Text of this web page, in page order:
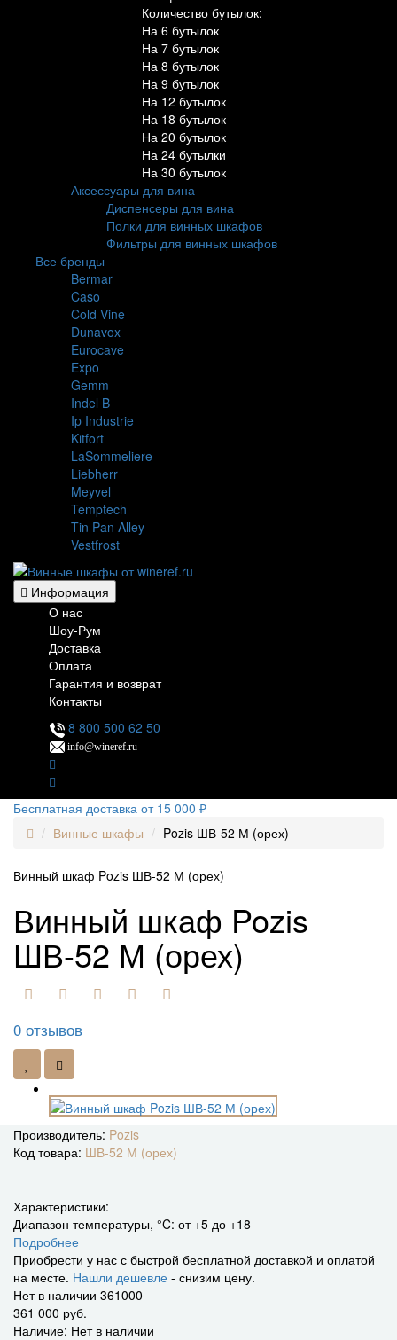
Количество бутылок:
На 6 бутылок
На 7 бутылок
На 8 бутылок
На 9 бутылок
На 12 бутылок
На 18 бутылок
На 20 бутылок
На 24 бутылки
На 30 бутылок
Аксессуары для вина
Диспенсеры для вина
Полки для винных шкафов
Фильтры для винных шкафов
Все бренды
Bermar
Caso
Cold Vine
Dunavox
Eurocave
Expo
Gemm
Indel B
Ip Industrie
Kitfort
LaSommeliere
Liebherr
Meyvel
Temptech
Tin Pan Alley
Vestfrost
Информация
О нас
Шоу-Рум
Доставка
Оплата
Гарантия и возврат
Контакты
8 800 500 62 50
info@wineref.ru
Бесплатная доставка от 15 000 ₽
Винные шкафы
Pozis ШВ-52 М (орех)
Винный шкаф Pozis ШВ-52 М (орех)
Винный шкаф Pozis
ШВ-52 М (орех)
0 отзывов
Производитель: Pozis
Код товара: ШВ-52 М (орех)
Характеристики:
Диапазон температуры, °C: от +5 до +18
Подробнее
Приобрести у нас с быстрой бесплатной доставкой и оплатой
на месте. Нашли дешевле - снизим цену.
Нет в наличии 361000
361 000 руб.
Наличие: Нет в наличии